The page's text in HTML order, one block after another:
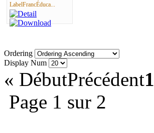
LabelFrancÉduca...
Ordering
Display Num
« DébutPrécédent1
Page 1 sur 2